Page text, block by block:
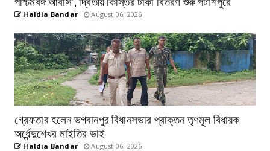
Haldia Bandar August 06, 2026
গ্রেফতার হলেন ভগবানপুর বিধানসভার প্রাক্তন তৃণমূল বিধায়ক
অর্ধেন্দুশেখর মাইতির ভাই
Haldia Bandar August 06, 2026